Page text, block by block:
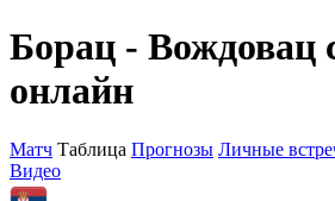
Борац - Вождовац
онлайн
Матч Таблица Прогнозы Личные
Видео